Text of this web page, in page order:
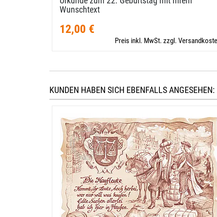
Wunschtext
12,00 €
Preis inkl. MwSt. zzgl.
KUNDEN HABEN SICH EBENFALLS ANGESEHEN: